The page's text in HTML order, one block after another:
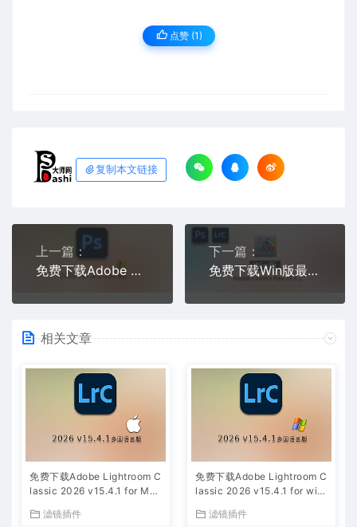
点赞 (1)
复制本文链接
上一篇：
免费下载Adobe Photoshop 2026 v27.8.0.13 for win多国语言版正式中文最新PS软件激活一键安装包Ai智能修图设计师平面设计工具
下一篇：
免费下载Win版最新中文PS增效工具插件Adobe Camera Raw 2026 ACR v18.4.1 摄影后期一键安装包预设Lrc照片文件文档格式打开处理编辑
相关文章
免费下载Adobe Lightroom C
lassic 2026 v15.4.1 for Mac
安装包摄影后期照片图片编辑
滤镜插件
免费下载Adobe Lightroom C
lassic 2026 v15.4.1 for win
安装包摄影后期照片图片编辑
滤镜插件